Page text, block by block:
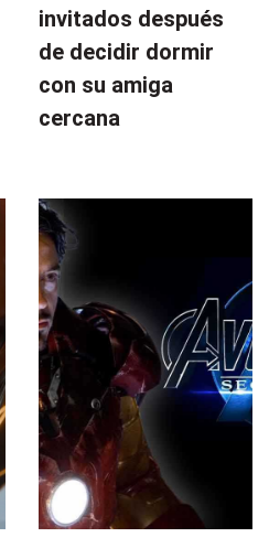
invitados después
de decidir dormir
con su amiga
cercana